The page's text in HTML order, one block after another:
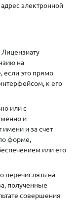
электронной
на
если это прямо
к его
или с
и
и за счет
форме,
или его
перечислять на
полученные
совершения